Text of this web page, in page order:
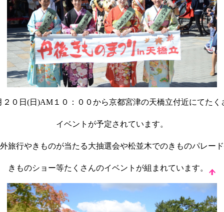
２０日(日)AM１０：００から京都宮津の天橋立付近にてたく
イベントが予定されています。
旅行やきものが当たる大抽選会や松並木でのきものパレー
きものショー等たくさんのイベントが組まれています。